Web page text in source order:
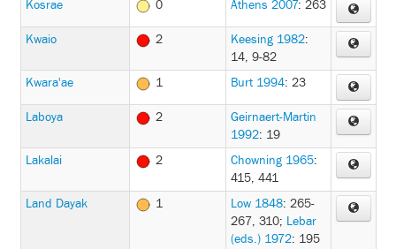
Kosrae 0 Athens 2007: 263
Kwaio 2 Keesing 1982:
14, 9-82
Kwara'ae
1 Burt 1994: 23
Laboya 2
Geirnaert-Martin
1992: 19
Lakalai
2 Chowning 1965:
415, 441
Land Dayak
1 Low 1848: 265-
267, 310; Lebar
(eds.) 1972: 195